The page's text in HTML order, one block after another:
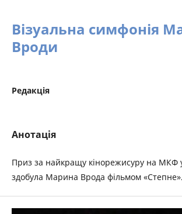
Візуальна симфонія
Вроди
Редакція
Анотація
Приз за найкращу кінорежисуру на МКФ
здобула Марина Врода фільмом «Степне».